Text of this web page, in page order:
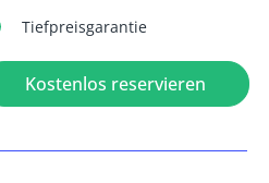
Tiefpreisgarantie
Kostenlos reservieren